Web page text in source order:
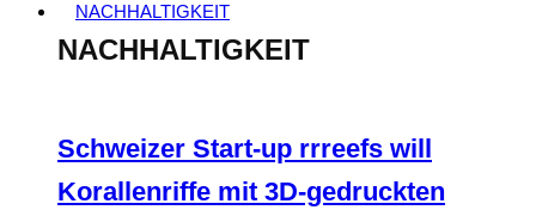
NACHHALTIGKEIT
NACHHALTIGKEIT
Schweizer Start-up rrreefs will
Korallenriffe mit 3D-gedruckten